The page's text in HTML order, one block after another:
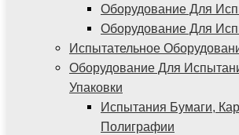
Оборудование Для
Оборудование Для
Испытательное
Оборудование Для
Упаковки
Испытания Бумаги,
Полиграфии